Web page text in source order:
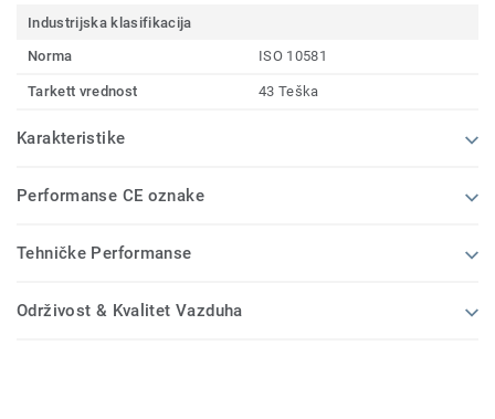
Industrijska klasifikacija
Norma
ISO 10581
Tarkett vrednost 43 Teška
Karakteristike
Performanse CE oznake
Tehničke Performanse
Održivost & Kvalitet Vazduha